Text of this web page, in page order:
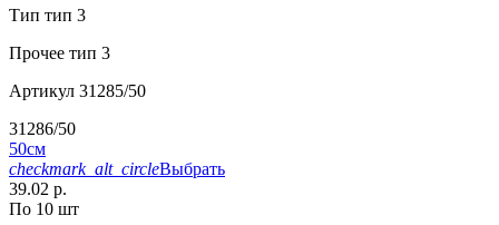
Тип тип 3
Прочее тип 3
Артикул 31285/50
31286/50
50см
checkmark_alt_circleВыбрать
39.02 р.
По 10 шт